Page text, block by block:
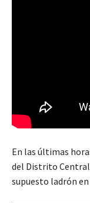
En las últimas
del Distrito Central
supuesto ladrón